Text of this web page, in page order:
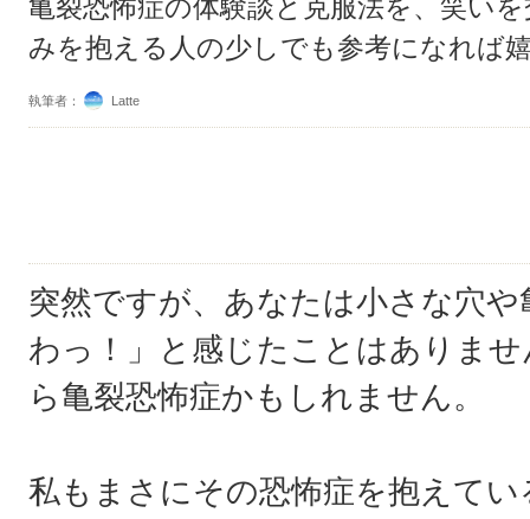
亀裂恐怖症の体験談と克服法を、笑い
みを抱える人の少しでも参考になれば
執筆者： Latte
突然ですが、あなたは小さな穴
わっ！」と感じたことはありま
ら亀裂恐怖症かもしれません。
私もまさにその恐怖症を抱えて